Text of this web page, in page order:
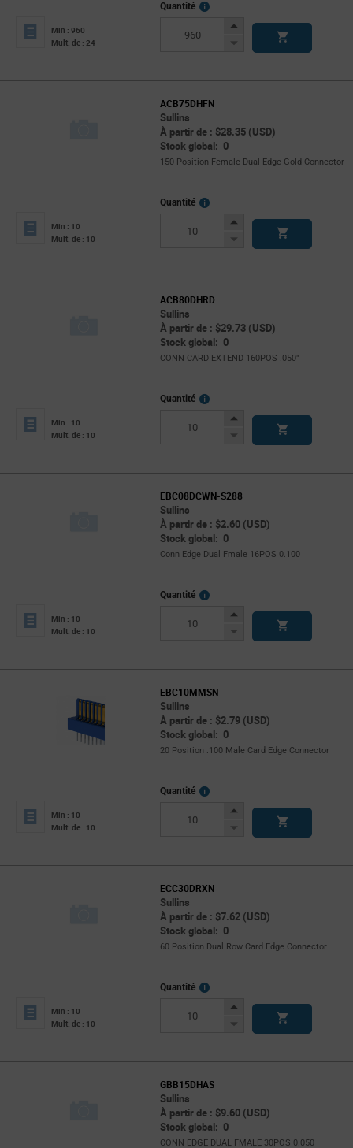
Min : 960
Mult. de : 24
Quantité
More
Increase
Decrease
ACB75DHFN
Sullins
À partir de : $28.35 (USD)
Stock global: 0
150 Position Female Dual Edge Gold Connector
Min : 10
Mult. de : 10
Quantité
More
Increase
Decrease
ACB80DHRD
Sullins
À partir de : $29.73 (USD)
Stock global: 0
CONN CARD EXTEND 160POS .050"
Min : 10
Mult. de : 10
Quantité
More
Increase
Decrease
EBC08DCWN-S288
Sullins
À partir de : $2.60 (USD)
Stock global: 0
Conn Edge Dual Fmale 16POS 0.100
Min : 10
Mult. de : 10
Quantité
More
Increase
Decrease
EBC10MMSN
Sullins
À partir de : $2.79 (USD)
Stock global: 0
20 Position .100 Male Card Edge Connector
Min : 10
Mult. de : 10
Quantité
More
Increase
Decrease
ECC30DRXN
Sullins
À partir de : $7.62 (USD)
Stock global: 0
60 Position Dual Row Card Edge Connector
Min : 10
Mult. de : 10
Quantité
More
Increase
Decrease
GBB15DHAS
Sullins
À partir de : $9.60 (USD)
Stock global: 0
CONN EDGE DUAL FMALE 30POS 0.050